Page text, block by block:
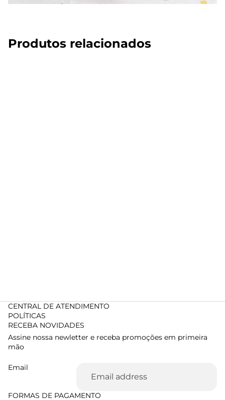
Produtos relacionados
CENTRAL DE ATENDIMENTO
POLÍTICAS
RECEBA NOVIDADES
Assine nossa newletter e receba promoções em primeira
mão
Email
FORMAS DE PAGAMENTO